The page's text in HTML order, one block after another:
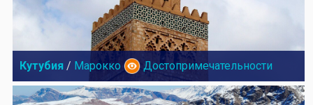
Кутубия / Марокко Достопримечательности